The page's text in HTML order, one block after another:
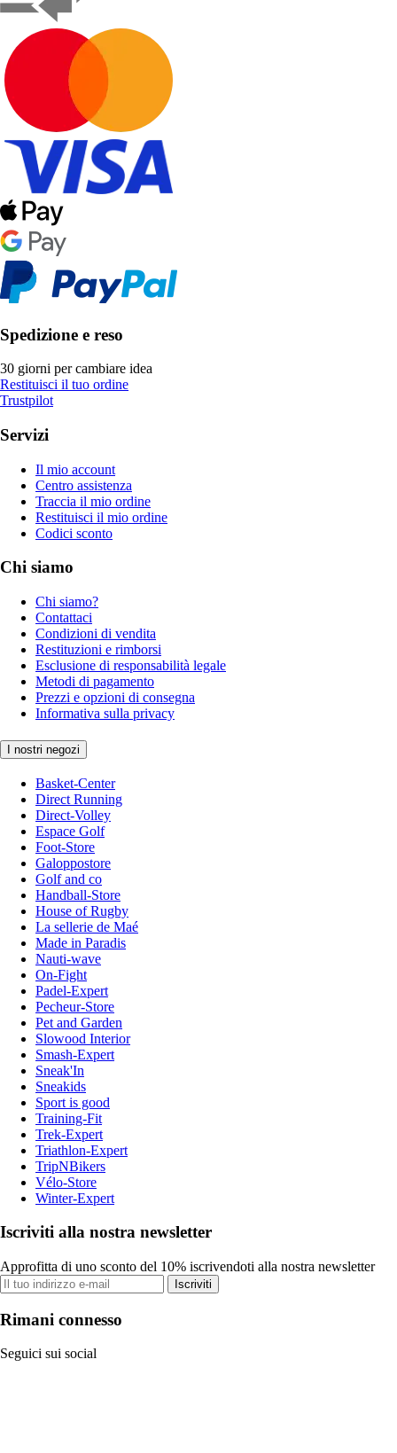
Spedizione e reso
30 giorni per cambiare idea
Restituisci il tuo ordine
Trustpilot
Servizi
Il mio account
Centro assistenza
Traccia il mio ordine
Restituisci il mio ordine
Codici sconto
Chi siamo
Chi siamo?
Contattaci
Condizioni di vendita
Restituzioni e rimborsi
Esclusione di responsabilità legale
Metodi di pagamento
Prezzi e opzioni di consegna
Informativa sulla privacy
I nostri negozi
Basket-Center
Direct Running
Direct-Volley
Espace Golf
Foot-Store
Galoppostore
Golf and co
Handball-Store
House of Rugby
La sellerie de Maé
Made in Paradis
Nauti-wave
On-Fight
Padel-Expert
Pecheur-Store
Pet and Garden
Slowood Interior
Smash-Expert
Sneak'In
Sneakids
Sport is good
Training-Fit
Trek-Expert
Triathlon-Expert
TripNBikers
Vélo-Store
Winter-Expert
Iscriviti alla nostra newsletter
Approfitta di uno sconto del 10% iscrivendoti alla nostra newsletter
Iscriviti
Rimani connesso
Seguici sui social